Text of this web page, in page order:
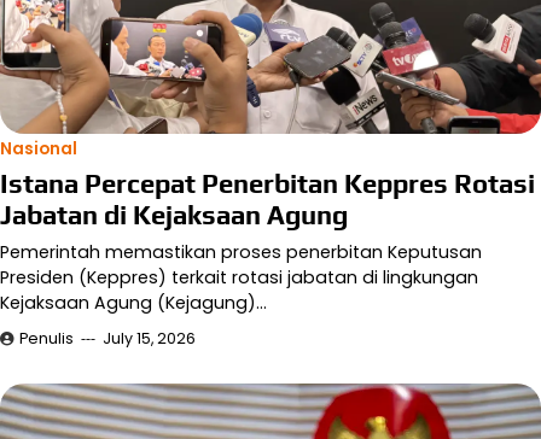
Nasional
Istana Percepat Penerbitan Keppres Rotasi
Jabatan di Kejaksaan Agung
Pemerintah memastikan proses penerbitan Keputusan
Presiden (Keppres) terkait rotasi jabatan di lingkungan
Kejaksaan Agung (Kejagung)…
Penulis July 15, 2026